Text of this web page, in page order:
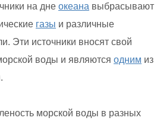
на дне океана выбрасывают
газы и различные
Эти источники вносят свой
воды и являются одним из
морской воды в разных